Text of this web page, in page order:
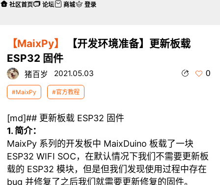
【MaixPy】
【开发环境准备】更新板载
ESP32 固件
猪百岁 2021.05.03 0
#MaixPy #官方教程
[md]## 更新板载 ESP32 固件
1. 简介：
MaixPy 系列的开发板中 MaixDuino 板载了一块
ESP32 WIFI SOC，在默认情况下我们不需要更新板
载的 ESP32 模块，但是但我们发现使用过程中存在
bug 并修复了之后我们就需要更新修复的固件。
社区首页 论坛 商城 登录